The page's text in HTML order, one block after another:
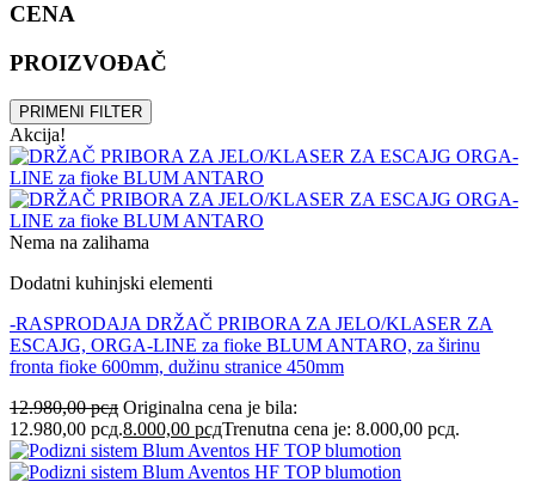
CENA
PROIZVOĐAČ
PRIMENI FILTER
Akcija!
Nema na zalihama
Dodatni kuhinjski elementi
-RASPRODAJA DRŽAČ PRIBORA ZA JELO/KLASER ZA
ESCAJG, ORGA-LINE za fioke BLUM ANTARO, za širinu
fronta fioke 600mm, dužinu stranice 450mm
12.980,00рсд Originalna cena je bila:
12.980,00 рсд.8.000,00 рсдTrenutna cena je: 8.000,00 рсд.